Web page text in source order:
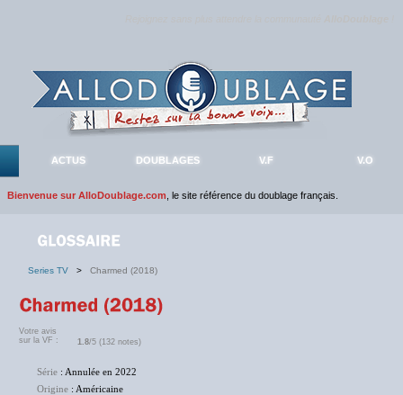
ACTUS DOUBLAGES V.F V.O
Bienvenue sur AlloDoublage.com , le site référence du doublage français.
Series TV > Charmed (2018)
Votre avis
sur la VF :
1.8/5 (132 notes)
Série : Annulée en 2022
Origine : Américaine